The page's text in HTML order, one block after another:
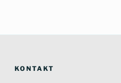
KONTAKT